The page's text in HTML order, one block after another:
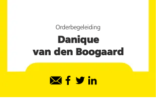
Orderbegeleiding
Danique
van den Boogaard